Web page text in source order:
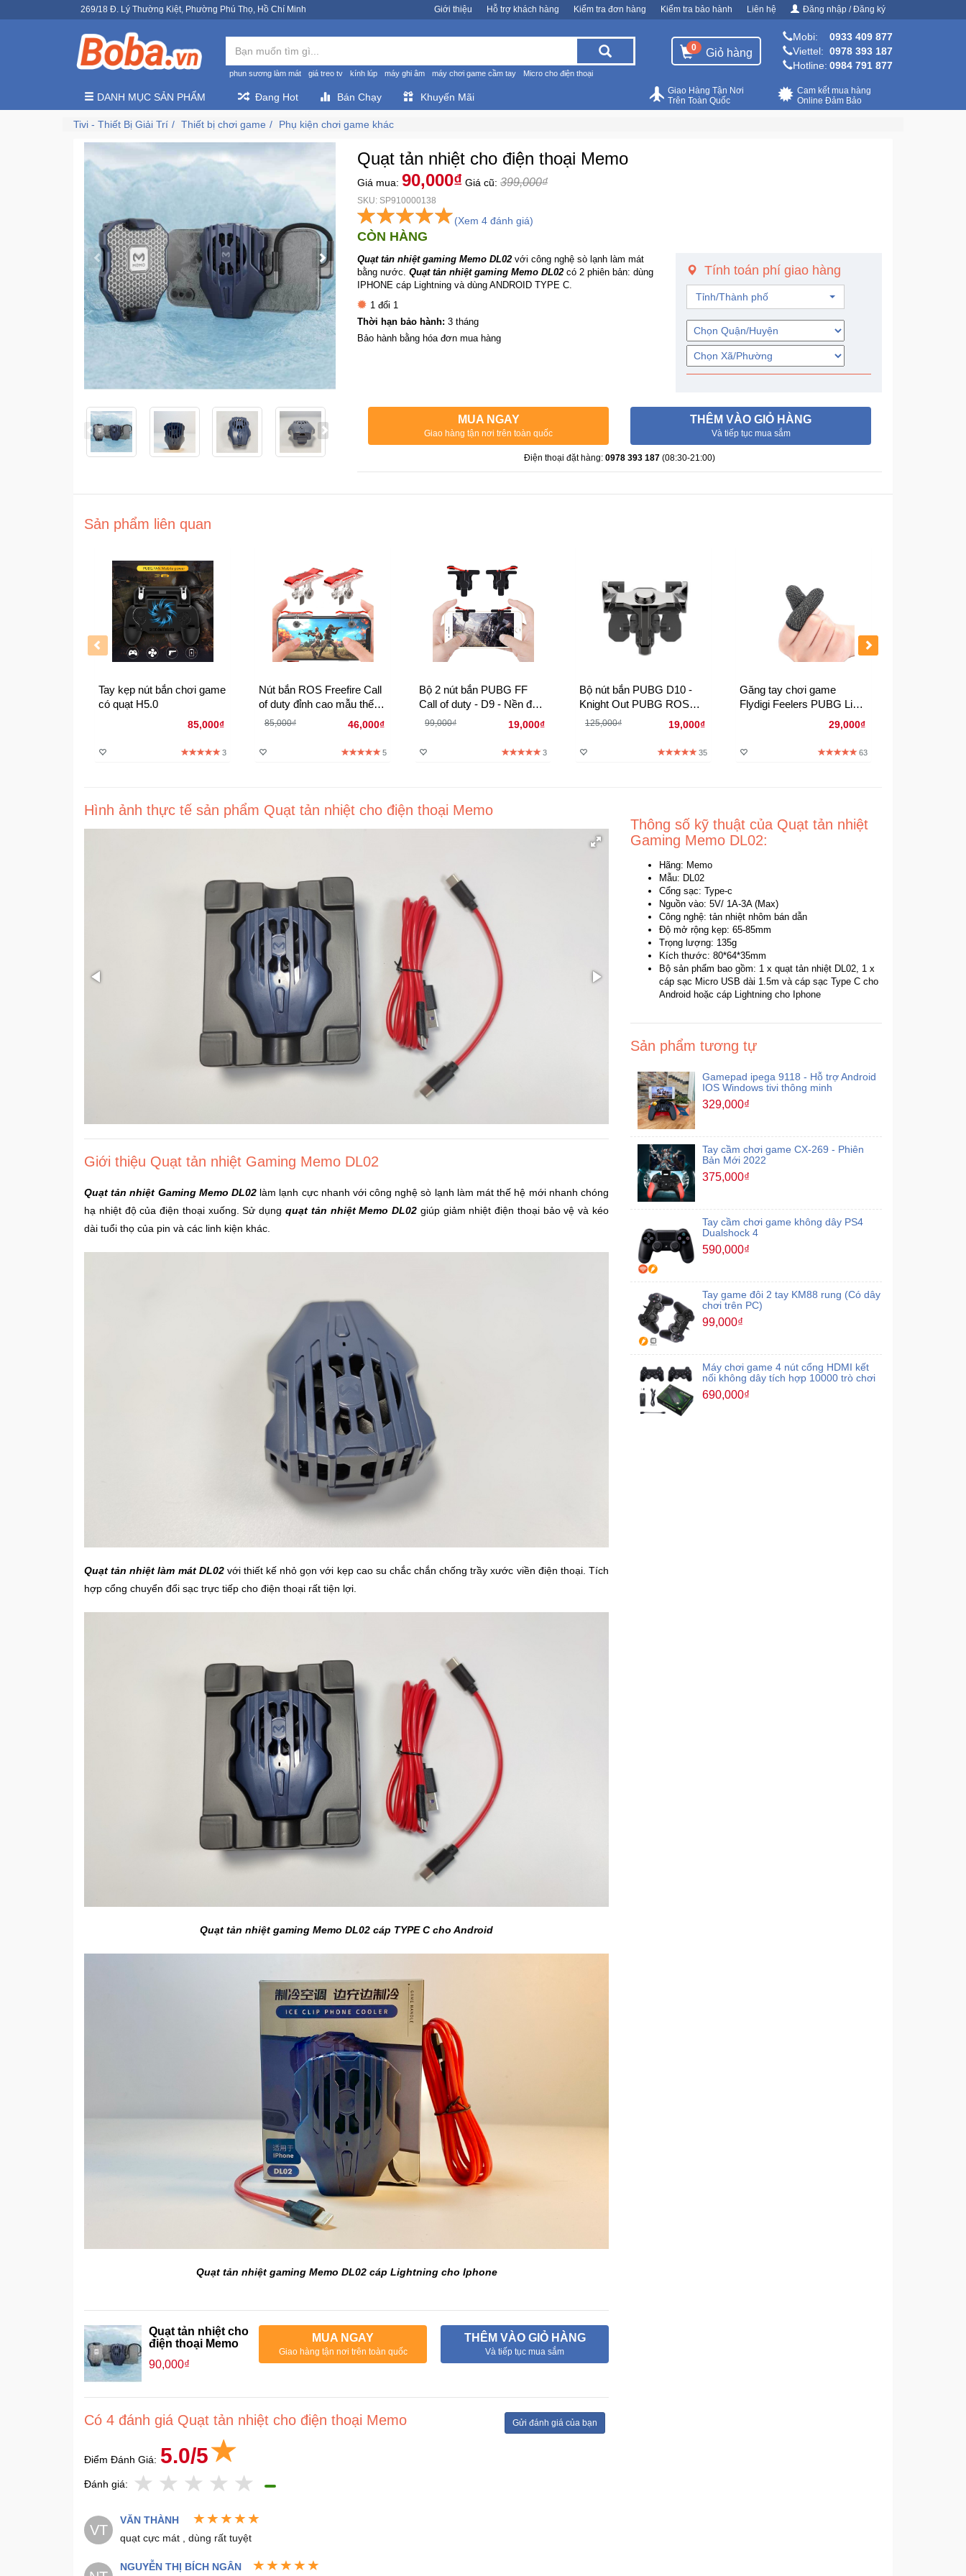
269/18 Đ. Lý Thường Kiệt, Phường Phú Thọ, Hồ Chí Minh Giới thiệu Hỗ trợ khách hàng Kiểm tra đơn hàng Kiểm tra bảo hành Liên hệ Đăng nhập / Đăng ký
phun sương làm mát giá treo tv kính lúp máy ghi âm máy chơi game cầm tay Micro cho điện thoại
0 Giỏ hàng
Mobi:
0933 409 877
Viettel: 0978 393 187
Hotline: 0984 791 877
DANH MỤC SẢN PHẨM Đang Hot Bán Chạy Khuyến Mãi
Cam kết mua hàng
Online Đảm Bảo
Giao Hàng Tận Nơi
Trên Toàn Quốc
Tivi - Thiết Bị Giải Trí Thiết bị chơi game Phụ kiện chơi game khác
Quạt tản nhiệt cho điện thoại Memo
Giá mua: 90,000₫ Giá cũ: 399,000₫
SKU: SP910000138
(Xem 4 đánh giá)
CÒN HÀNG
Quạt tản nhiệt gaming Memo DL02 với công nghệ sò lạnh làm mát
bằng nước. Quạt tản nhiệt gaming Memo DL02 có 2 phiên bản: dùng
IPHONE cáp Lightning và dùng ANDROID TYPE C.
1 đổi 1
Thời hạn bảo hành: 3 tháng
Bảo hành bằng hóa đơn mua hàng
Tính toán phí giao hàng
Tỉnh/Thành phố
MUA NGAY
Giao hàng tận nơi trên toàn quốc
THÊM VÀO GIỎ HÀNG
Và tiếp tục mua sắm
Điện thoại đặt hàng: 0978 393 187 (08:30-21:00)
Sản phẩm liên quan
Tay kẹp nút bắn chơi game
có quạt H5.0
85,000₫
3
Nút bắn ROS Freefire Call
of duty đỉnh cao mẫu thế
hệ mới - Model E9 vân đỏ
85,000₫ 46,000₫
5
Bộ 2 nút bắn PUBG FF
Call of duty - D9 - Nền đen
viền đỏ bắn êm ái
99,000₫ 19,000₫
3
Bộ nút bắn PUBG D10 -
Knight Out PUBG ROS
Call of duty
125,000₫ 19,000₫
35
Găng tay chơi game
Flydigi Feelers PUBG Liên
29,000₫
63
Hình ảnh thực tế sản phẩm Quạt tản nhiệt cho điện thoại Memo
Giới thiệu Quạt tản nhiệt Gaming Memo DL02
Quạt tản nhiệt Gaming Memo DL02làm lạnh cực nhanh với công nghệ sò lạnh làm mát thế hệ mới nhanh chóng
hạ nhiệt độ của điện thoại xuống. Sử dụng quạt tản nhiệt Memo DL02 giúp giảm nhiệt điện thoại bảo vệ và kéo
dài tuổi thọ của pin và các linh kiện khác.
Quạt tản nhiệt làm mát DL02với thiết kế nhỏ gọn với kẹp cao su chắc chắn chống trầy xước viền điện thoại. Tích
hợp cổng chuyển đổi sạc trực tiếp cho điện thoại rất tiện lợi.
Quạt tản nhiệt gaming Memo DL02 cáp TYPE C cho Android
Quạt tản nhiệt gaming Memo DL02 cáp Lightning cho Iphone
Quạt tản nhiệt cho
điện thoại Memo
90,000₫
MUA NGAY
Giao hàng tận nơi trên toàn quốc
THÊM VÀO GIỎ HÀNG
Và tiếp tục mua sắm
Có 4 đánh giá Quạt tản nhiệt cho điện thoại Memo Gửi đánh giá của bạn
Điểm Đánh Giá: 5.0/5
Đánh giá:
VT
VĂN THÀNH
quạt cực mát , dùng rất tuyệt
NGUYỄN THỊ BÍCH NGÂN
Thông số kỹ thuật của Quạt tản nhiệt
Gaming Memo DL02:
Hãng: Memo
Mẫu: DL02
Cổng sạc: Type-c
Nguồn vào: 5V/ 1A-3A (Max)
Công nghệ: tản nhiệt nhôm bán dẫn
Độ mở rộng kẹp: 65-85mm
Trọng lượng: 135g
Kích thước: 80*64*35mm
Bộ sản phẩm bao gồm: 1 x quạt tản nhiệt DL02, 1 x
cáp sạc Micro USB dài 1.5m và cáp sạc Type C cho
Android hoặc cáp Lightning cho Iphone
Sản phẩm tương tự
Gamepad ipega 9118 - Hỗ trợ Android
IOS Windows tivi thông minh
329,000₫
Tay cầm chơi game CX-269 - Phiên
Bản Mới 2022
375,000₫
Tay cầm chơi game không dây PS4
Dualshock 4
590,000₫
Tay game đôi 2 tay KM88 rung (Có dây
chơi trên PC)
99,000₫
Máy chơi game 4 nút cổng HDMI kết
nối không dây tích hợp 10000 trò chơi
690,000₫